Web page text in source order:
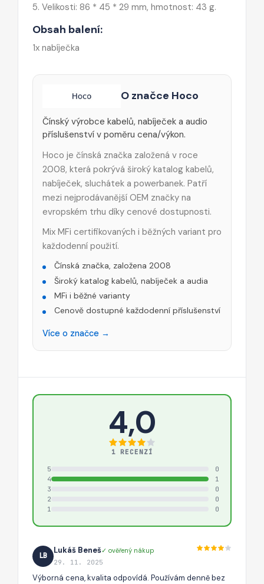
5. Velikosti: 86 * 45 * 29 mm, hmotnost: 43 g.
Obsah balení:
1x nabíječka
O značce Hoco
Čínský výrobce kabelů, nabíječek a audio
příslušenství v poměru cena/výkon.
Hoco je čínská značka založená v roce
2008, která pokrývá široký katalog kabelů,
nabíječek, sluchátek a powerbanek. Patří
mezi nejprodávanější OEM značky na
evropském trhu díky cenové dostupnosti.
Mix MFi certifikovaných i běžných variant pro
každodenní použití.
Čínská značka, založena 2008
Široký katalog kabelů, nabíječek a audia
MFi i běžné varianty
Cenově dostupné každodenní příslušenství
Více o značce →
4,0
1 RECENZÍ
5
0
4
1
3
0
2
0
1
0
LB
Lukáš Beneš✓ ověřený nákup
29. 11. 2025
Výborná cena, kvalita odpovídá. Používám denně bez